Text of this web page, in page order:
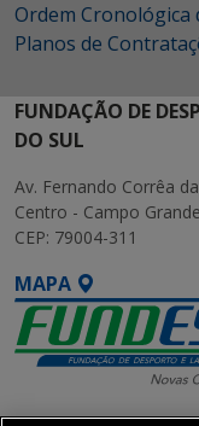
Ordem Cronológica
Planos de
FUNDAÇÃO DE
DO SUL
Av. Fernando Corrêa
Centro - Campo
CEP: 79004-311
MAPA